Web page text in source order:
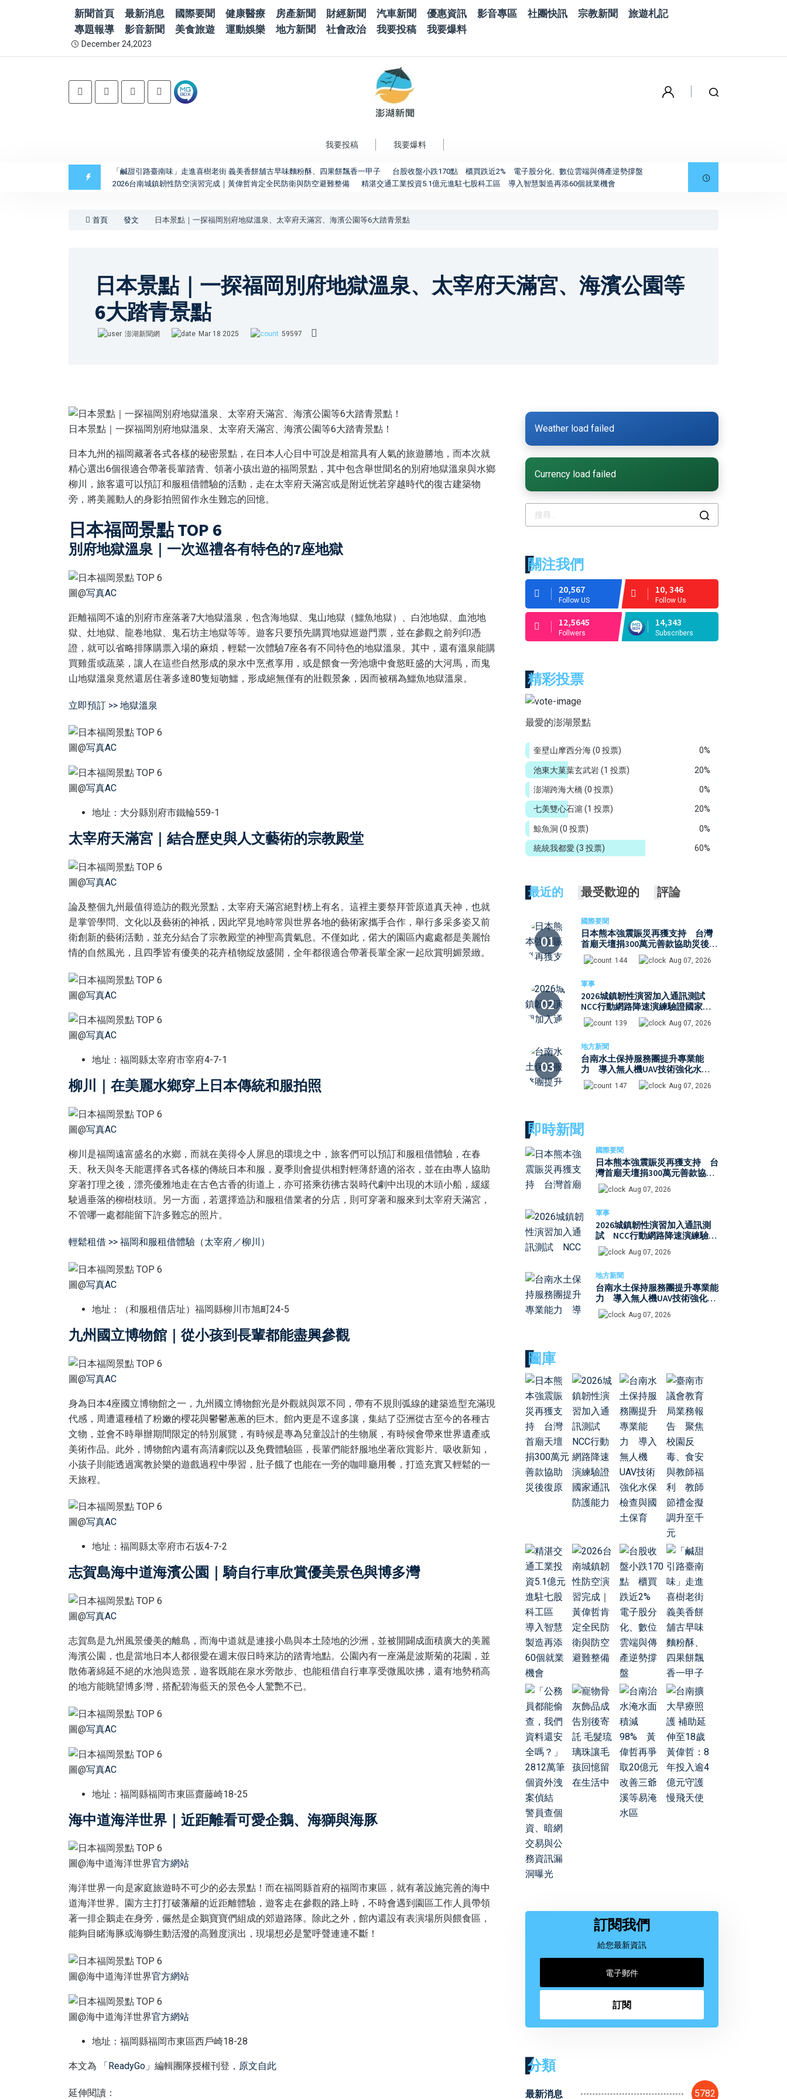
新聞首頁 最新消息 國際要聞 健康醫療 房產新聞 財經新聞 汽車新聞 優惠資訊 影音專區 社團快訊 宗教新聞
旅遊札記
專題報導
影音新聞 美食旅遊 運動娛樂 地方新聞 社會政治 我要投稿 我要爆料
December 24,2023
我要投稿 我要爆料
「鹹甜引路臺南味」走進喜樹老街 義美香餅舖古早味麵粉酥、四果餅飄香一甲子
台股收盤小跌170點 櫃買跌近2% 電子股分化、數位雲端與傳產逆勢撐盤
2026台南城鎮韌性防空演習完成｜黃偉哲肯定全民防衛與防空避難整備
精湛交通工業投資5.1億元進駐七股科工區 導入智慧製造再添60個就業機會
首頁 發文 日本景點｜一探福岡別府地獄溫泉、太宰府天滿宮、海濱公園等6大踏青景點
日本景點｜一探福岡別府地獄溫泉、太宰府天滿宮、海濱公園等
6大踏青景點
澎湖新聞網 Mar 18 2025 59597
日本景點｜一探福岡別府地獄溫泉、太宰府天滿宮、海濱公園等6大踏青景點！
日本九州的福岡藏著各式各樣的秘密景點，在日本人心目中可說是相當具有人氣的旅遊勝地，而本次就
精心選出6個很適合帶著長輩踏青、領著小孩出遊的福岡景點，其中包含舉世聞名的別府地獄溫泉與水鄉
柳川，旅客還可以預訂和服租借體驗的活動，走在太宰府天滿宮或是附近恍若穿越時代的復古建築物
旁，將美麗動人的身影拍照留作永生難忘的回憶。
日本福岡景點 TOP 6
別府地獄溫泉｜一次巡禮各有特色的7座地獄
圖@写真AC
距離福岡不遠的別府市座落著7大地獄溫泉，包含海地獄、鬼山地獄（鱷魚地獄）、白池地獄、血池地
獄、灶地獄、龍卷地獄、鬼石坊主地獄等等。遊客只要預先購買地獄巡遊門票，並在參觀之前列印憑
證，就可以省略排隊購票入場的麻煩，輕鬆一次體驗7座各有不同特色的地獄溫泉。其中，還有溫泉能購
買雞蛋或蔬菜，讓人在這些自然形成的泉水中烹煮享用，或是餵食一旁池塘中食慾旺盛的大河馬，而鬼
山地獄溫泉竟然還居住著多達80隻短吻鱷，形成絕無僅有的壯觀景象，因而被稱為鱷魚地獄溫泉。
立即預訂 >> 地獄溫泉
圖@写真AC
圖@写真AC
地址：大分縣別府市鐵輪559-1
太宰府天滿宮｜結合歷史與人文藝術的宗教殿堂
圖@写真AC
論及整個九州最值得造訪的觀光景點，太宰府天滿宮絕對榜上有名。這裡主要祭拜菅原道真天神，也就
是掌管學問、文化以及藝術的神祇，因此罕見地時常與世界各地的藝術家攜手合作，舉行多采多姿又前
衛創新的藝術活動，並充分結合了宗教殿堂的神聖高貴氣息。不僅如此，偌大的園區內處處都是美麗怡
情的自然風光，且四季皆有優美的花卉植物綻放盛開，全年都很適合帶著長輩全家一起欣賞明媚景緻。
圖@写真AC
圖@写真AC
地址：福岡縣太宰府市宰府4-7-1
柳川｜在美麗水鄉穿上日本傳統和服拍照
圖@写真AC
柳川是福岡遠富盛名的水鄉，而就在美得令人屏息的環境之中，旅客們可以預訂和服租借體驗，在春
天、秋天與冬天能選擇各式各樣的傳統日本和服，夏季則會提供相對輕薄舒適的浴衣，並在由專人協助
穿著打理之後，漂亮優雅地走在古色古香的街道上，亦可搭乘彷彿古裝時代劇中出現的木頭小船，緩緩
駛過垂落的柳樹枝頭。另一方面，若選擇造訪和服租借業者的分店，則可穿著和服來到太宰府天滿宮，
不管哪一處都能留下許多難忘的照片。
輕鬆租借 >> 福岡和服租借體驗（太宰府／柳川）
圖@写真AC
地址：（和服租借店址）福岡縣柳川市旭町24-5
九州國立博物館｜從小孩到長輩都能盡興參觀
圖@写真AC
身為日本4座國立博物館之一，九州國立博物館光是外觀就與眾不同，帶有不規則弧線的建築造型充滿現
代感，周遭還種植了粉嫩的櫻花與鬱鬱蔥蔥的巨木。館內更是不遑多讓，集結了亞洲從古至今的各種古
文物，並會不時舉辦期間限定的特別展覽，有時候是專為兒童設計的生物展，有時候會帶來世界遺產或
美術作品。此外，博物館內還有高清劇院以及免費體驗區，長輩們能舒服地坐著欣賞影片、吸收新知，
小孩子則能透過寓教於樂的遊戲過程中學習，肚子餓了也能在一旁的咖啡廳用餐，打造充實又輕鬆的一
天旅程。
圖@写真AC
地址：福岡縣太宰府市石坂4-7-2
志賀島海中道海濱公園｜騎自行車欣賞優美景色與博多灣
圖@写真AC
志賀島是九州風景優美的離島，而海中道就是連接小島與本土陸地的沙洲，並被開闢成面積廣大的美麗
海濱公園，也是當地日本人都很愛在週末假日時來訪的踏青地點。公園內有一座滿是波斯菊的花園，並
散佈著綿延不絕的水池與造景，遊客既能在泉水旁散步、也能租借自行車享受微風吹拂，還有地勢稍高
的地方能眺望博多灣，搭配碧海藍天的景色令人驚艷不已。
圖@写真AC
圖@写真AC
地址：福岡縣福岡市東區齋藤崎18-25
海中道海洋世界｜近距離看可愛企鵝、海獅與海豚
圖@海中道海洋世界官方網站
海洋世界一向是家庭旅遊時不可少的必去景點！而在福岡縣首府的福岡市東區，就有著設施完善的海中
道海洋世界。園方主打打破藩籬的近距離體驗，遊客走在參觀的路上時，不時會遇到園區工作人員帶領
著一排企鵝走在身旁，儼然是企鵝寶寶們組成的郊遊路隊。除此之外，館內還設有表演場所與餵食區，
能夠目睹海豚或海獅生動活潑的高難度演出，現場想必是驚呼聲連連不斷！
圖@海中道海洋世界官方網站
圖@海中道海洋世界官方網站
地址：福岡縣福岡市東區西戶崎18-28
本文為 「ReadyGo 」編輯團隊授權刊登， 原文自此
延伸閱讀：
Weather load failed
Currency load failed
關注我們
20,567
Follow US
10, 346
Follow Us
12,5645
Follwers
14,343
Subscribers
精彩投票
最愛的澎湖景點
0%
奎壁山摩西分海(0 投票)
20%
池東大菓葉玄武岩(1 投票)
0%
澎湖跨海大橋(0 投票)
20%
七美雙心石滬 (1 投票)
0%
鯨魚洞 (0 投票)
60%
統統我都愛 (3 投票)
最近的 最受歡迎的 評論
國際要聞
日本熊本強震賑災再獲支持 台灣
首廟天壇捐300萬元善款協助災後復
原
144 Aug 07, 2026
軍事
2026城鎮韌性演習加入通訊測試
NCC行動網路降速演練驗證國家通
訊防護能力
139 Aug 07, 2026
地方新聞
台南水土保持服務團提升專業能
力 導入無人機UAV技術強化水保
檢查與國土保育
147 Aug 07, 2026
即時新聞
國際要聞
日本熊本強震賑災再獲支持 台
灣首廟天壇捐300萬元善款協助
災後復原
Aug 07, 2026
軍事
2026城鎮韌性演習加入通訊測
試 NCC行動網路降速演練驗證
國家通訊防護能力
Aug 07, 2026
地方新聞
台南水土保持服務團提升專業能
力 導入無人機UAV技術強化水
保檢查與國土保育
Aug 07, 2026
圖庫
訂閱我們
給您最新資訊
訂閱
分類
最新消息 5782